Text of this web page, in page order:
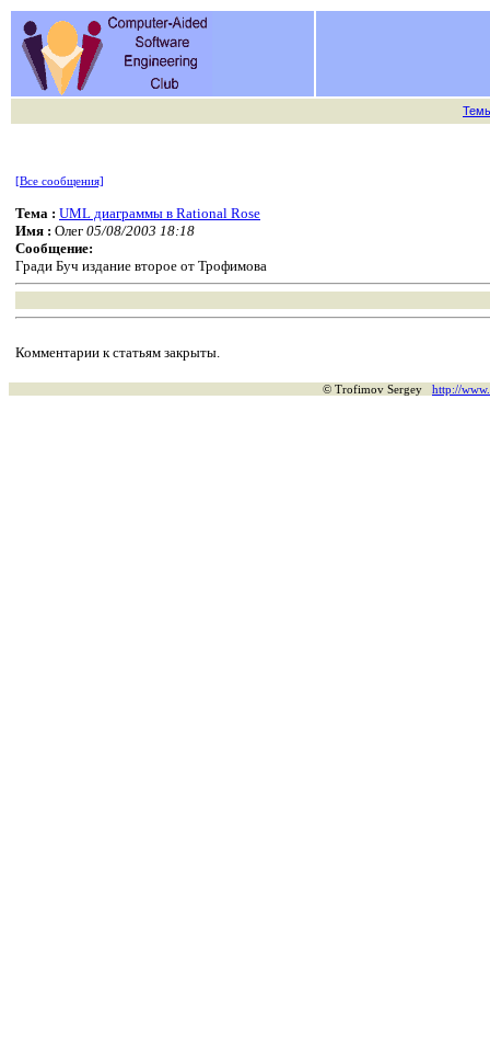
[Все сообщения]
Тема : UML диаграммы в Rational Rose
Имя : Олег 05/08/2003 18:18
Сообщение:
Гради Буч издание второе от Трофимова
Комментарии к статьям закрыты.
© Trofimov Sergey http://